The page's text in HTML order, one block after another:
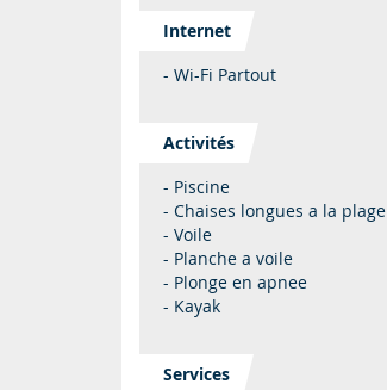
Internet
- Wi-Fi Partout
Activités
- Piscine
- Chaises longues a la plage
- Voile
- Planche a voile
- Plonge en apnee
- Kayak
Services